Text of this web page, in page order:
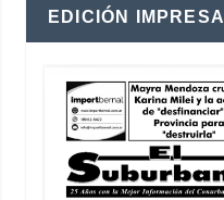
EDICIÓN IMPRESA